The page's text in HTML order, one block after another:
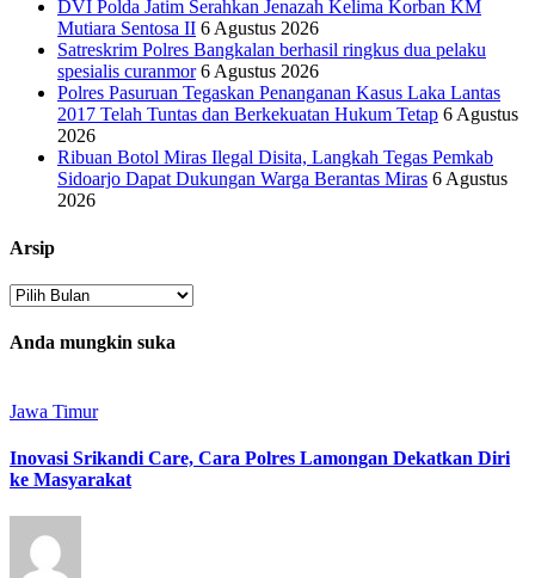
DVI Polda Jatim Serahkan Jenazah Kelima Korban KM
Mutiara Sentosa II 6 Agustus 2026
Satreskrim Polres Bangkalan berhasil ringkus dua pelaku
spesialis curanmor 6 Agustus 2026
Polres Pasuruan Tegaskan Penanganan Kasus Laka Lantas
2017 Telah Tuntas dan Berkekuatan Hukum Tetap 6 Agustus
2026
Ribuan Botol Miras Ilegal Disita, Langkah Tegas Pemkab
Sidoarjo Dapat Dukungan Warga Berantas Miras 6 Agustus
2026
Arsip
Arsip
Anda mungkin suka
Jawa Timur
Inovasi Srikandi Care, Cara Polres Lamongan Dekatkan Diri
ke Masyarakat